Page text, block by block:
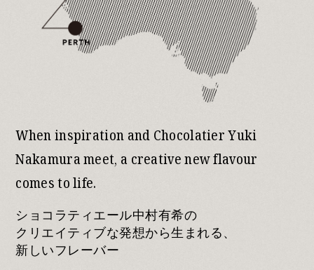
When inspiration and Chocolatier Yuki
Nakamura meet, a creative new flavour
comes to life.
ショコラティエール中村有希の
クリエイティブな発想から生まれる、
新しいフレーバー